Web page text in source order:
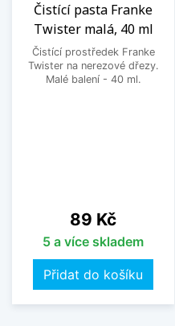
Čistící pasta Franke
Twister malá, 40 ml
Čistící prostředek Franke
Twister na nerezové dřezy.
Malé balení - 40 ml.
Cena
89 Kč
5 a více skladem
Přidat do košíku